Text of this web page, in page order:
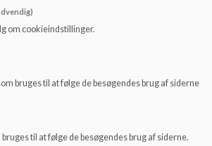
forældrerundvisninger, men I er
hvor vi kan lave en aftale om
hvis det er i tidsrummet 11.30 - 13, - I
hvis I har spørgsmål. Dog skal det siges
der kan svare på det.
Souschef Charlotte eller Leder Fie, der
om cookieindstillinger.
bruges til at følge de besøgendes brug af siderne
til at følge de besøgendes brug af siderne.